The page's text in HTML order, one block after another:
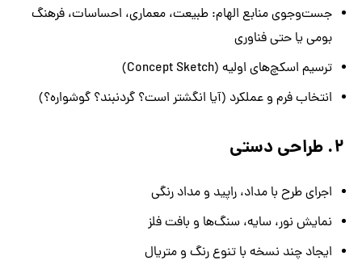
جست‌وجوی منابع الهام: طبیعت، معماری، احساسات، فرهنگ
بومی یا حتی فناوری
ترسیم اسکچ‌های اولیه (Concept Sketch)
انتخاب فرم و عملکرد (آیا انگشتر است؟ گردنبند؟ گوشواره؟)
۲. طراحی دستی
اجرای طرح با مداد، راپید و مداد رنگی
نمایش نور، سایه، سنگ‌ها و بافت فلز
ایجاد چند نسخه با تنوع رنگ و متریال